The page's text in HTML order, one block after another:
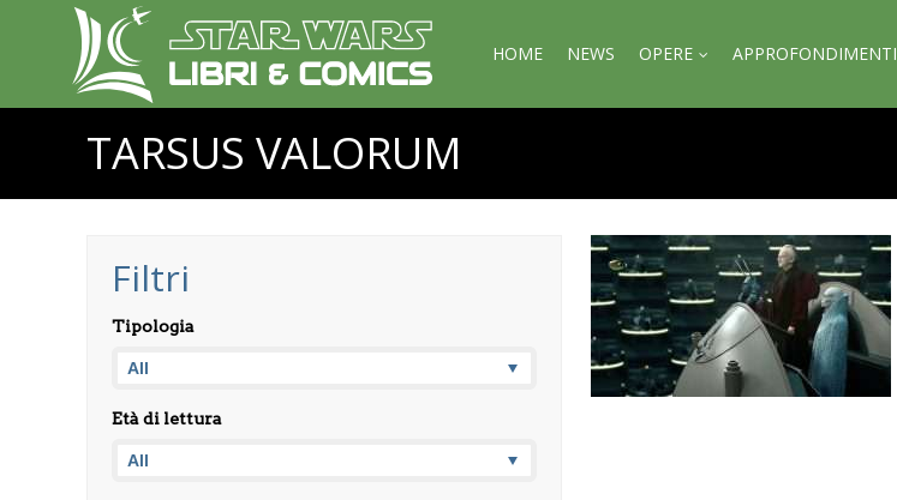
HOME NEWS OPERE APPROFONDIMENTI
TARSUS VALORUM
Filtri
Tipologia
Età di lettura